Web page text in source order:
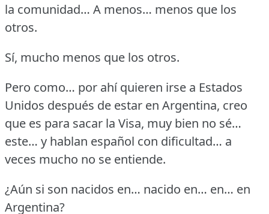
la comunidad… A menos… menos que los
otros.
Sí, mucho menos que los otros.
Pero como… por ahí quieren irse a Estados
Unidos después de estar en Argentina, creo
que es para sacar la Visa, muy bien no sé…
este… y hablan español con dificultad… a
veces mucho no se entiende.
¿Aún si son nacidos en… nacido en… en… en
Argentina?